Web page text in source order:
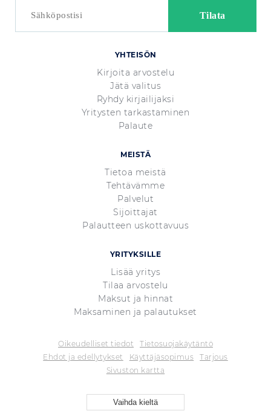
YHTEISÖN
Kirjoita arvostelu
Jätä valitus
Ryhdy kirjailijaksi
Yritysten tarkastaminen
Palaute
MEISTÄ
Tietoa meistä
Tehtävämme
Palvelut
Sijoittajat
Palautteen uskottavuus
YRITYKSILLE
Lisää yritys
Tilaa arvostelu
Maksut ja hinnat
Maksaminen ja palautukset
Oikeudelliset tiedot
Tietosuojakäytäntö
Ehdot ja edellytykset
Käyttäjäsopimus
Tarjous
Sivuston kartta
Vaihda kieltä